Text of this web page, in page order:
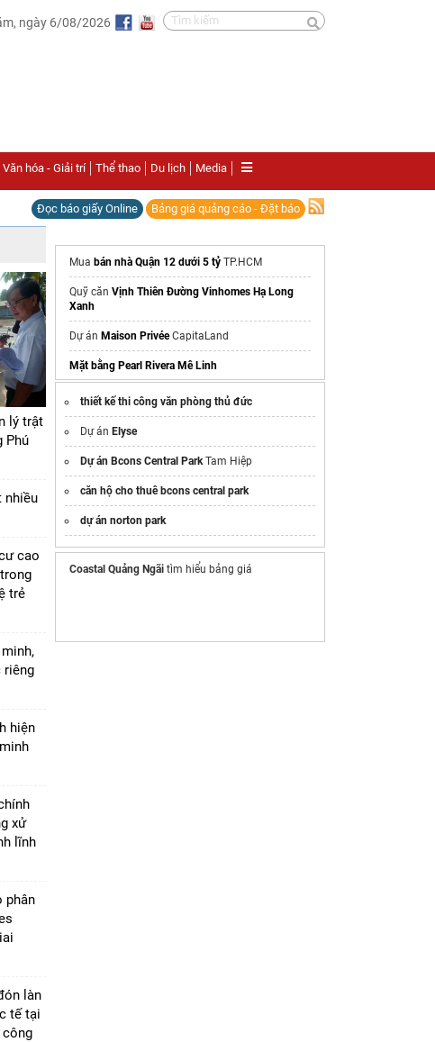
ngày 6/08/2026
Văn hóa - Giải trí Thể thao Du lịch Media
Đọc báo giấy Online Bảng giá quảng cáo - Đặt báo
Chia sẻ
Facebook
lý trật
Phú
nhiều
cao
trẻ
riêng
hiện
xử
lĩnh
phân
làn
tế tại
công
Mua bán nhà Quận 12 dưới 5 tỷ TP.HCM
Quỹ căn Vịnh Thiên Đường Vinhomes Hạ Long
Xanh
Dự án Maison PrivéeCapitaLand
Mặt bằng Pearl Rivera Mê Linh
Xem ngay Masterise Homes Cao Xà Lá
Khu đô thị
thiết kế thi công văn phòng thủ đức
Dự án Elyse
Dự án Bcons Central ParkTam Hiệp
căn hộ cho thuê bcons central park
dự án norton park
Coastal Quảng Ngãi tìm hiểu bảng giá